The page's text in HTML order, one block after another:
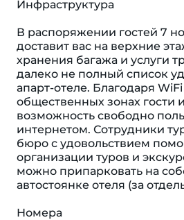
Инфраструктура
В распоряжении гостей 7
доставит вас на верхние
хранения багажа и услуги
далеко не полный список
апарт-отеле. Благодаря
общественных зонах гости
возможность свободно
интернетом. Сотрудники
бюро с удовольствием
организации туров и
можно припарковать на
автостоянке отеля (за
Номера